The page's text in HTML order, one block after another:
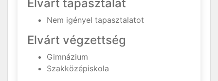
Elvárt tapasztalat
Nem igényel tapasztalatot
Elvárt végzettség
Gimnázium
Szakközépiskola